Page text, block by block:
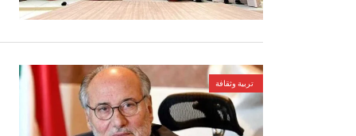
تربية وثقافة